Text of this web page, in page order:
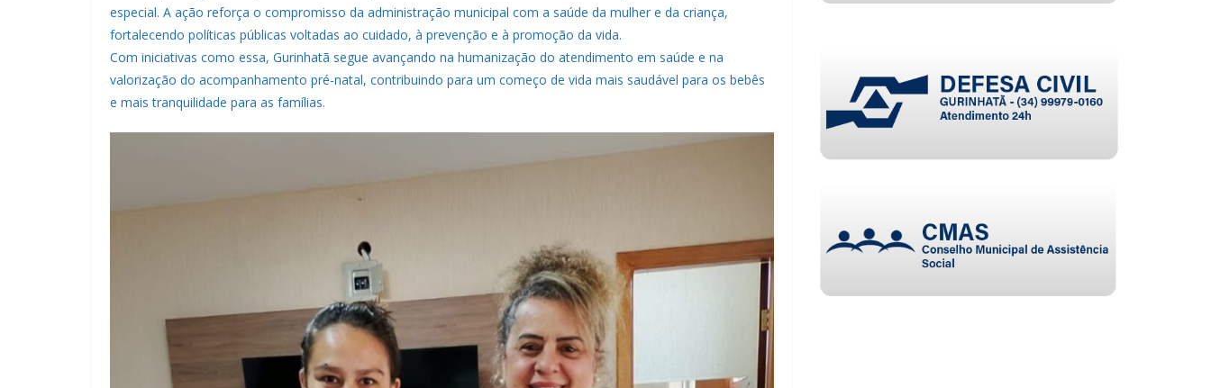
especial. A ação reforça o compromisso da administração municipal com a saúde da mulher e da criança,
fortalecendo políticas públicas voltadas ao cuidado, à prevenção e à promoção da vida.
Com iniciativas como essa, Gurinhatã segue avançando na humanização do atendimento em saúde e na
valorização do acompanhamento pré-natal, contribuindo para um começo de vida mais saudável para os bebês
e mais tranquilidade para as famílias.